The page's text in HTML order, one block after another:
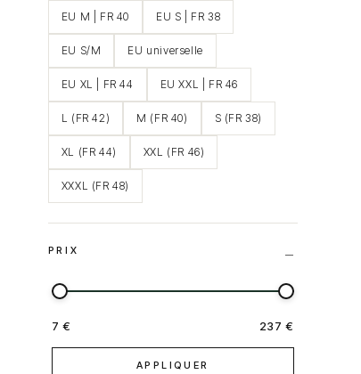
EU M | FR 40 EU S | FR 38
EU S/M EU universelle
EU XL | FR 44 EU XXL | FR 46
L (FR 42) M (FR 40) S (FR 38)
XL (FR 44) XXL (FR 46)
XXXL (FR 48)
PRIX
7 € 237 €
APPLIQUER